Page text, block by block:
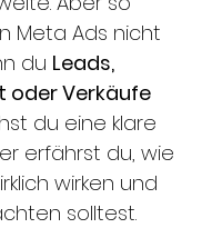
Meta Ads nicht
du Leads,
oder Verkäufe
du eine klare
erfährst du, wie
wirken und
solltest.